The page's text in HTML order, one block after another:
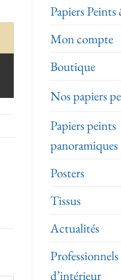
Papiers
Mon compte
Boutique
Nos papiers
Papiers peints
panoramiques
Posters
Tissus
Actualités
d’intérieur